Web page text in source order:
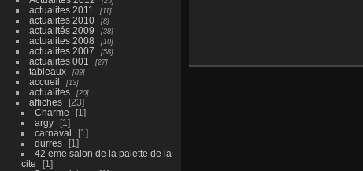
actualites 2011 11
actualites 2010 8
actualités 2009 38
actualites 2008 10
actualites 2007 58
actualites 001 27
tableaux 89
accueil 13
actualites 20
affiches
23
Charme
1
argy
1
carnaval
1
durres
1
42 eme salon de la palette de la
cite
1